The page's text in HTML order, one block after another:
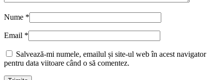
Nume *
Email *
Salvează-mi numele, emailul și site-ul web în acest navigator
pentru data viitoare când o să comentez.